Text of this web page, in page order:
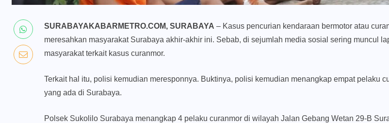
SURABAYAKABARMETRO.COM, SURABAYA – Kasus pencurian kendaraan bermotor atau
meresahkan masyarakat Surabaya akhir-akhir ini. Sebab, di sejumlah media sosial sering muncul
masyarakat terkait kasus curanmor.
Terkait hal itu, polisi kemudian meresponnya. Buktinya, polisi kemudian menangkap empat pelaku
yang ada di Surabaya.
Polsek Sukolilo Surabaya menangkap 4 pelaku curanmor di wilayah Jalan Gebang Wetan 29-B